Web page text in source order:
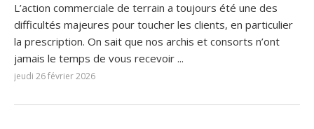
L’action commerciale de terrain a toujours été une des
difficultés majeures pour toucher les clients, en particulier
la prescription. On sait que nos archis et consorts n’ont
jamais le temps de vous recevoir ...
jeudi 26 février 2026